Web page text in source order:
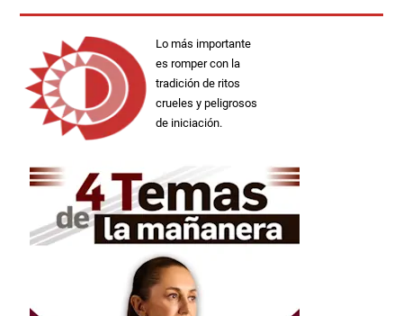
Lo más importante
es romper con la
tradición de ritos
crueles y peligrosos
de iniciación.